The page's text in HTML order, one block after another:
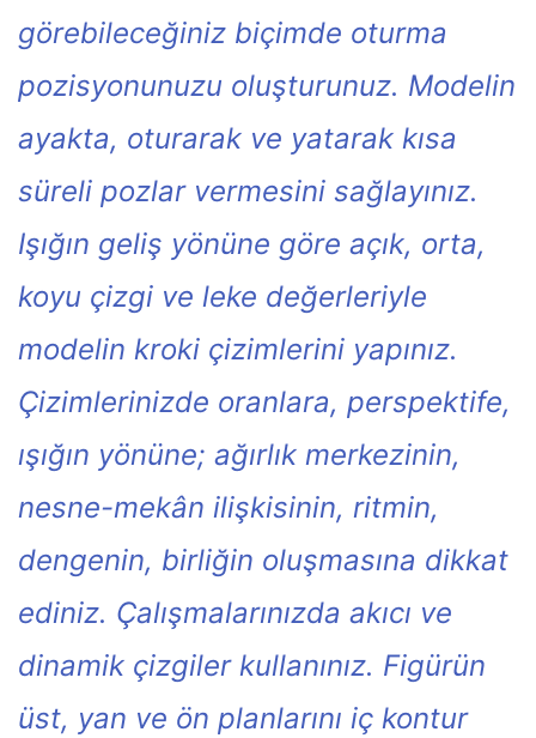
görebileceğiniz biçimde oturma
pozisyonunuzu oluşturunuz. Modelin
ayakta, oturarak ve yatarak kısa
süreli pozlar vermesini sağlayınız.
Işığın geliş yönüne göre açık, orta,
koyu çizgi ve leke değerleriyle
modelin kroki çizimlerini yapınız.
Çizimlerinizde oranlara, perspektife,
ışığın yönüne; ağırlık merkezinin,
nesne-mekân ilişkisinin, ritmin,
dengenin, birliğin oluşmasına dikkat
ediniz. Çalışmalarınızda akıcı ve
dinamik çizgiler kullanınız. Figürün
üst, yan ve ön planlarını iç kontur